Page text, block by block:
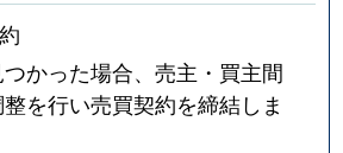
かった場合、売主・買主間
を行い売買契約を締結しま